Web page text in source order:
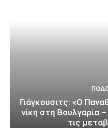
Γιάγκουσιτς: «Ο
νίκη στη Βουλγαρία
τις